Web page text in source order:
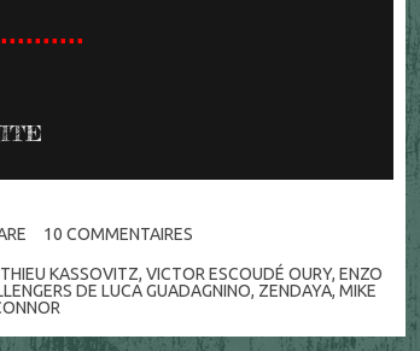
10 COMMENTAIRES
KASSOVITZ,VICTOR ESCOUDÉ OURY,ENZO
DE LUCA GUADAGNINO, ZENDAYA,MIKE